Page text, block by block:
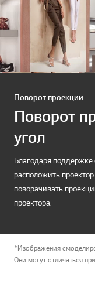
Поворот проекции
Поворот
угол
Благодаря
расположить
поворачивать
проектора.
*Изображения
Они могут отличаться